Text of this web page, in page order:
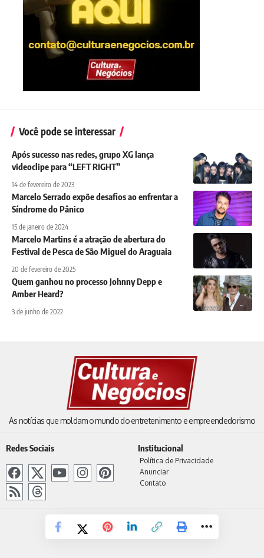
Você pode se interessar
Após sucesso nas redes, grupo XG lança
videoclipe para “LEFT RIGHT”
14 de fevereiro de 2023
Marcelo Serrado expõe desafios ao enfrentar a
Síndrome do Pânico
15 de janeiro de 2024
Marcelo Martins é a atração de abertura do
Festival de Pesca de São Miguel do Araguaia
20 de fevereiro de 2025
Quem ganhou no processo Johnny Depp e
Amber Heard?
3 de junho de 2022
As notícias que moldam o mundo do entretenimento e empreendedorismo
Redes Sociais Institucional
Política de Privacidade
Anunciar
Contato